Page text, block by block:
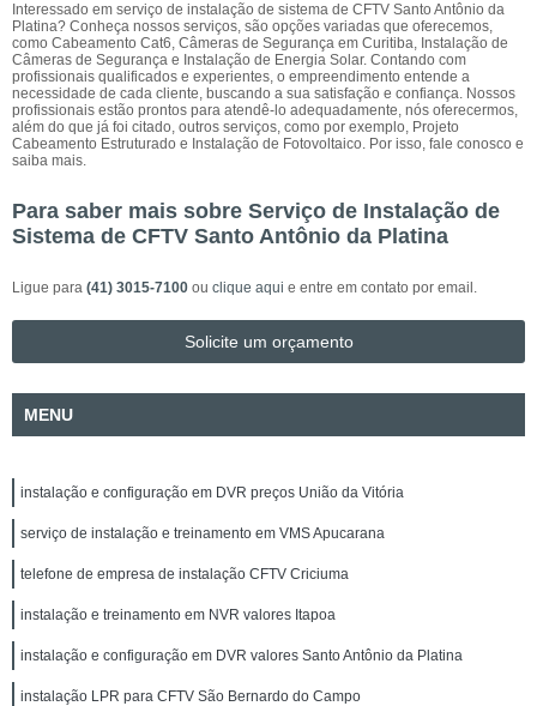
Interessado em serviço de instalação de sistema de CFTV Santo Antônio da
Platina? Conheça nossos serviços, são opções variadas que oferecemos,
como Cabeamento Cat6, Câmeras de Segurança em Curitiba, Instalação de
Câmeras de Segurança e Instalação de Energia Solar. Contando com
profissionais qualificados e experientes, o empreendimento entende a
necessidade de cada cliente, buscando a sua satisfação e confiança. Nossos
profissionais estão prontos para atendê-lo adequadamente, nós oferecermos,
além do que já foi citado, outros serviços, como por exemplo, Projeto
Cabeamento Estruturado e Instalação de Fotovoltaico. Por isso, fale conosco e
saiba mais.
Para saber mais sobre Serviço de Instalação de
Sistema de CFTV Santo Antônio da Platina
Ligue para (41) 3015-7100 ou clique aqui e entre em contato por email.
Solicite um orçamento
MENU
instalação e configuração em DVR preços União da Vitória
serviço de instalação e treinamento em VMS Apucarana
telefone de empresa de instalação CFTV Criciuma
instalação e treinamento em NVR valores Itapoa
instalação e configuração em DVR valores Santo Antônio da Platina
instalação LPR para CFTV São Bernardo do Campo